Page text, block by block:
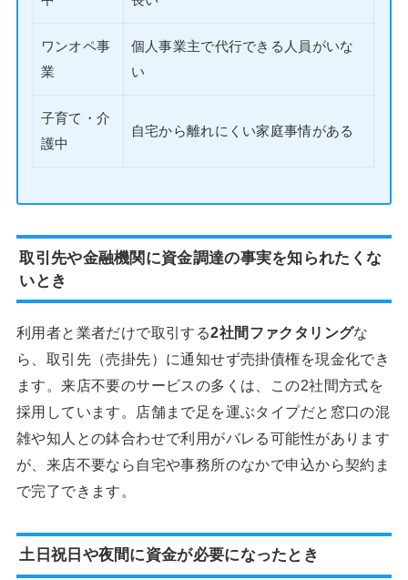
ワンオペ事
業
個人事業主で代行できる人員がいな
い
子育て・介
護中
自宅から離れにくい家庭事情がある
取引先や金融機関に資金調達の事実を知られたくな
いとき
利用者と業者だけで取引する2社間ファクタリングな
ら、取引先（売掛先）に通知せず売掛債権を現金化でき
ます。来店不要のサービスの多くは、この2社間方式を
採用しています。店舗まで足を運ぶタイプだと窓口の混
雑や知人との鉢合わせで利用がバレる可能性があります
が、来店不要なら自宅や事務所のなかで申込から契約ま
で完了できます。
土日祝日や夜間に資金が必要になったとき